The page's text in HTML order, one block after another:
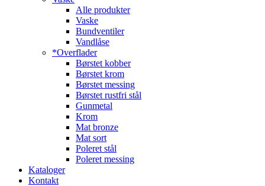
Alle produkter
Vaske
Bundventiler
Vandlåse
*Overflader
Børstet kobber
Børstet krom
Børstet messing
Børstet rustfri stål
Gunmetal
Krom
Mat bronze
Mat sort
Poleret stål
Poleret messing
Kataloger
Kontakt